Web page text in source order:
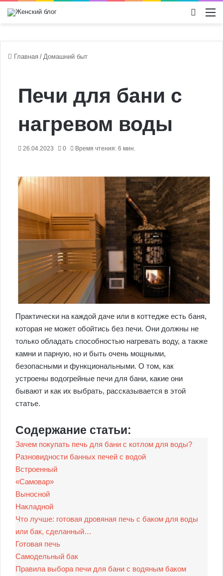
Главная / Домашний быт
Печи для бани с
нагревом воды
26.04.2023 0 Время чтения: 6 мин.
Практически на каждой даче или в коттедже есть баня,
которая не может обойтись без печи. Они должны не
только обладать способностью нагревать воду, а также
камни и парную, но и быть очень мощными,
безопасными и функциональными. О том, как
устроены водогрейные печи для бани, какие они
бывают и как их выбрать, рассказывается в этой
статье.
Содержание статьи:
Зачем покупать печь для бани с котлом для воды?
Разновидности банных печей с водой
Встроенный
«Самовар»
Выносной
Накладной
Что лучше: готовая дровяная печь с баком для воды
или бак, сделанный…
Готовая печь
Самодельный бак
Правила выбора печи для бани с водяным баком